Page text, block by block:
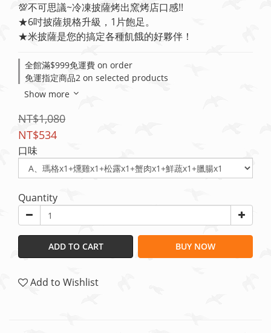
💯不可思議~冷凍披薩烤出窯烤店口感!!
★6吋披薩規格升級，1片飽足。
★米披薩是您的搞定各種飢餓的好夥伴！
全館滿$999免運費 on order
免運指定商品2 on selected products
Show more
NT$1,080
NT$534
口味
Quantity
ADD TO CART BUY NOW
Add to Wishlist